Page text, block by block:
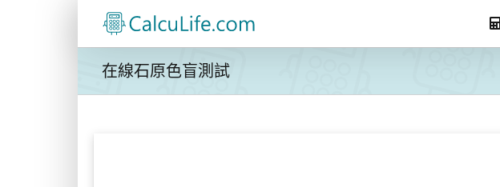
在線石原色盲測試